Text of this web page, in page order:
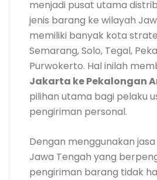
menjadi pusat utama
jenis barang ke wilayah
memiliki banyak kota
Semarang, Solo, Tegal,
Purwokerto. Hal inilah
Jakarta ke Pekalongan
pilihan utama bagi pelaku
pengiriman personal.
Dengan menggunakan
Jawa Tengah yang
pengiriman barang tidak